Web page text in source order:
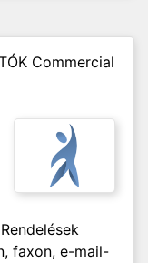
Commercial
faxon, e-mail-